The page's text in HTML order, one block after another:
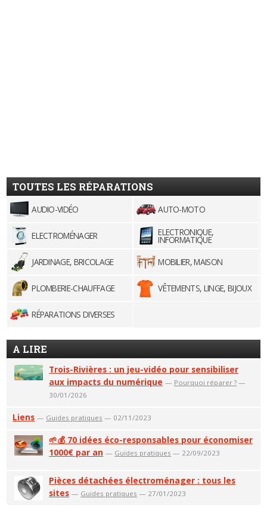
TOUTES LES RÉPARATIONS
AUDIO-VIDÉO AUTO-MOTO
ELECTROMÉNAGER ELECTRONIQUE,
INFORMATIQUE
JARDINAGE, BRICOLAGE
MOBILIER, MAISON
PLOMBERIE-CHAUFFAGE VÊTEMENTS, LINGE, BIJOUX
RÉPARATIONS DIVERSES
A LIRE
Trois-Rivières : un jeu-vidéo pour sensibiliser
aux impacts du numérique — Pourquoi réparer ? —
30/01/2026
Liens — Guides pratiques — 02/11/2023
🌱💰 70 idées éco-responsables pour économiser
1000€ par an — Guides pratiques — 22/09/2023
Pièces détachées électroménager : tous les
sites — Guides pratiques — 27/01/2023